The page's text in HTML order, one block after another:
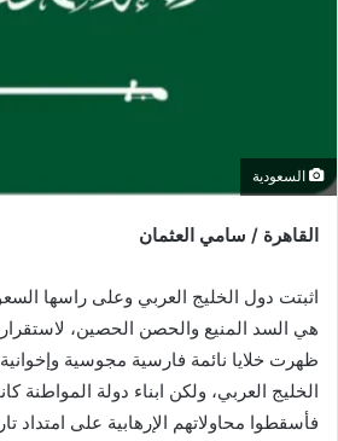
السعودية
القاهرة / سامي العثمان
اثبتت دول الخليج العربي وعلى راسها
هي السد المنيع والحصن الحصين،
ظهرت خلايا نائمة فارسية مجوسية
الخليج العربي، ولكن ابناء دولة المواطنة
فأسقطوا محاولاتهم الإرهابية على امتداد